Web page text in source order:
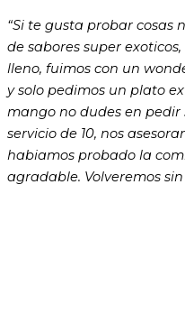
“Si te gusta probar cosas
de sabores super
lleno, fuimos con un
y solo pedimos un plato
mango no dudes en pedir
servicio de 10, nos
habiamos probado la
agradable. Volveremos sin